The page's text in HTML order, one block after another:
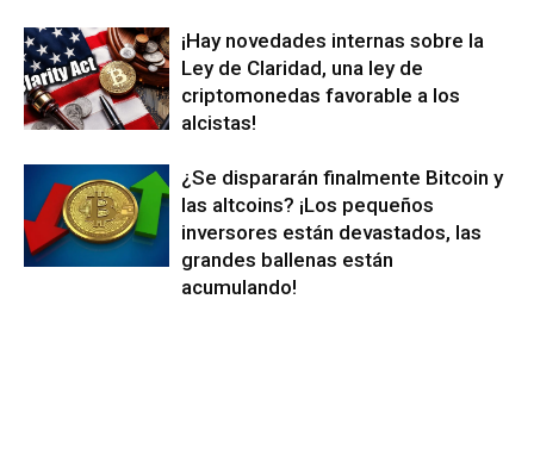
¡Hay novedades internas sobre la
Ley de Claridad, una ley de
criptomonedas favorable a los
alcistas!
¿Se dispararán finalmente Bitcoin y
las altcoins? ¡Los pequeños
inversores están devastados, las
grandes ballenas están
acumulando!